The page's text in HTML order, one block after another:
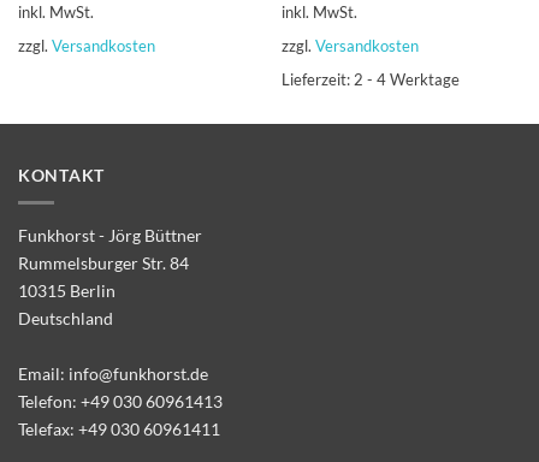
inkl. MwSt.
zzgl. Versandkosten
inkl. MwSt.
zzgl. Versandkosten
Lieferzeit: 2 - 4 Werktage
KONTAKT
Funkhorst - Jörg Büttner
Rummelsburger Str. 84
10315 Berlin
Deutschland
Email: info@funkhorst.de
Telefon: +49 030 60961413
Telefax: +49 030 60961411